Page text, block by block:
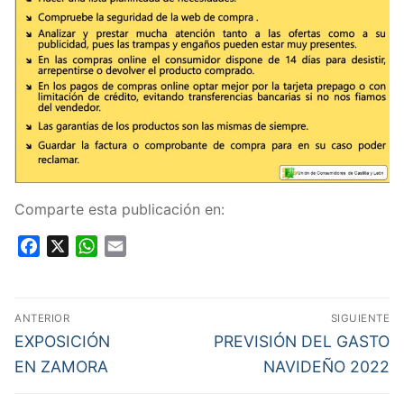
Comparte esta publicación en:
Facebook WhatsApp
Navegación
de
entradas
ANTERIOR
Entrada
anterior:
EXPOSICIÓN
EN ZAMORA
SIGUIENTE
Entrada
siguiente:
PREVISIÓN DEL GASTO
NAVIDEÑO 2022